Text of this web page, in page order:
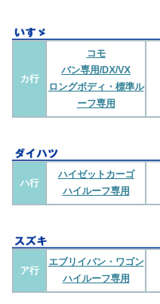
カ行
コモ
バン専用/DX/VX
ロングボディ・標準ル
ーフ専用
ハ行
ハイゼットカーゴ
ハイルーフ専用
ア行
エブリイバン・ワゴン
ハイルーフ専用